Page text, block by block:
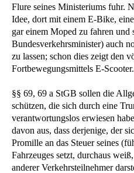
Flure seines Ministeriums fuhr.
Idee, dort mit einem E-Bike,
gar einem Moped zu fahren und
Bundesverkehrsminister) auch
zu lassen; schon dies zeigt den
Fortbewegungsmittels E-Scooter.
§§ 69, 69 a StGB sollen die
schützen, die sich durch eine
verantwortungslos erwiesen
davon aus, dass derjenige, der
Promille an das Steuer seines
Fahrzeuges setzt, durchaus
anderer Verkehrsteilnehmer